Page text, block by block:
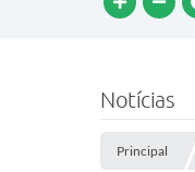
Notícias
Principal